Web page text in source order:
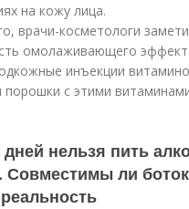
на кожу лица.
врачи-косметологи
омолаживающего
инъекции
порошки с этими
нельзя пить
Совместимы ли